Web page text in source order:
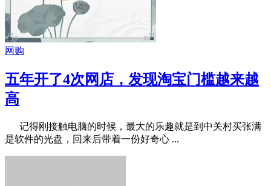
网购
五年开了4次网店，发现淘宝门槛越来越
高
记得刚接触电脑的时候，最大的乐趣就是到中关村买张满
是软件的光盘，回来后带着一份好奇心 ...